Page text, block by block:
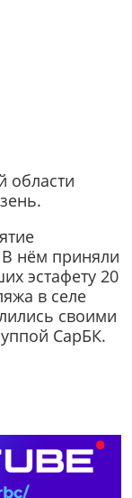
области
нём приняли
эстафету 20
в селе
своими
СарБК.